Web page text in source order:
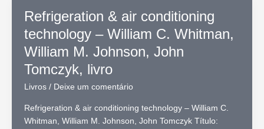
Refrigeration & air conditioning
technology – William C. Whitman,
William M. Johnson, John
Tomczyk, livro
Livros/ Deixe um comentário
Refrigeration & air conditioning technology – William C.
Whitman, William M. Johnson, John Tomczyk Título: